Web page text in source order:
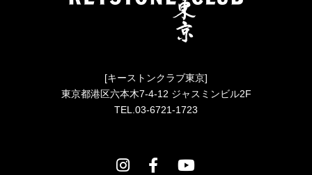
[キーストンクラブ東京]
東京都港区六本木7-4-12 ジャスミンビル2F
TEL.03-6721-1723